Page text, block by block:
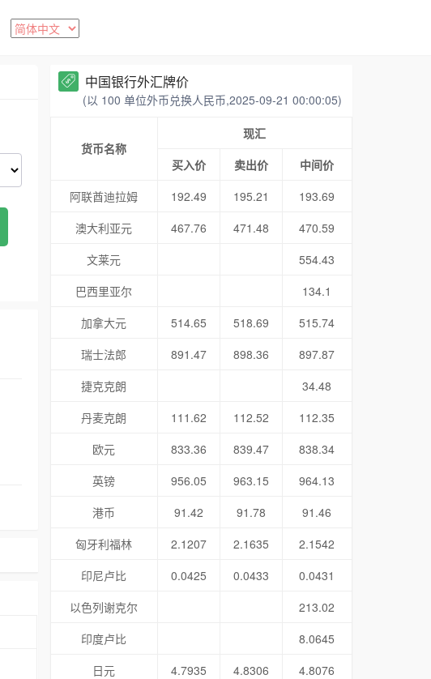
中国银行外汇牌价
(以 100 单位外币兑换人民币,2025-09-21 00:00:05)
货币名称
现汇
买入价
卖出价
中间价
阿联酋迪拉姆
192.49 195.21
193.69
澳大利亚元
467.76 471.48
470.59
文莱元
554.43
巴西里亚尔
134.1
加拿大元
514.65 518.69
515.74
瑞士法郎
891.47 898.36
897.87
捷克克朗
34.48
丹麦克朗
111.62 112.52
112.35
欧元
833.36 839.47
838.34
英镑
956.05 963.15
964.13
港币
91.42 91.78
91.46
匈牙利福林
2.1207 2.1635
2.1542
印尼卢比
0.0425 0.0433
0.0431
以色列谢克尔
213.02
印度卢比
8.0645
日元
4.7935 4.8306
4.8076